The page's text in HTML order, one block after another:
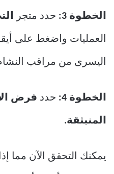
الخطوة 3: حدد متجر
اليسرى من مراقب
الخطوة 4: حدد فرض
المنبثقة.
يمكنك التحقق الآن مما